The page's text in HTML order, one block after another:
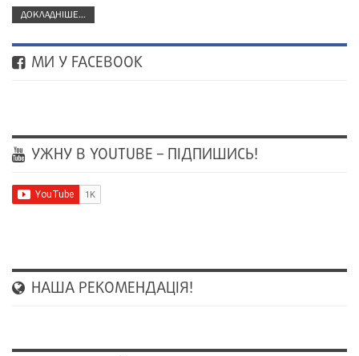
ДОКЛАДНІШЕ...
МИ У FACEBOOK
УЖНУ В YOUTUBE – ПІДПИШИСЬ!
НАША РЕКОМЕНДАЦІЯ!